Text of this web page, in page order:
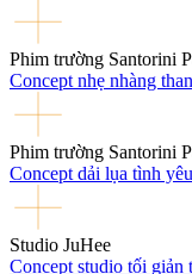
Phim trường Santorini
Concept nhẹ nhàng
Phim trường Santorini
Concept dải lụa tình yêu
Studio JuHee
Concept studio tối giản